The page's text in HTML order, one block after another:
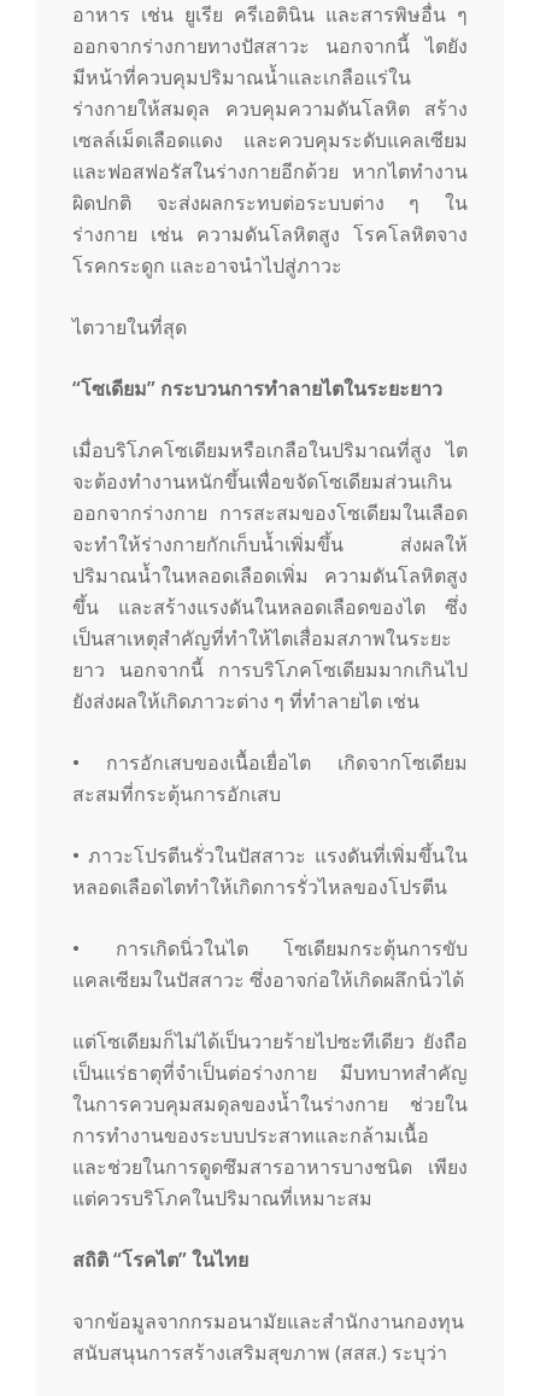
อาหาร เช่น ยูเรีย ครีเอตินิน และสารพิษอื่น ๆ
ออกจากร่างกายทางปัสสาวะ นอกจากนี้ ไตยัง
มีหน้าที่ควบคุมปริมาณน้ำและเกลือแร่ใน
ร่างกายให้สมดุล ควบคุมความดันโลหิต สร้าง
เซลล์เม็ดเลือดแดง และควบคุมระดับแคลเซียม
และฟอสฟอรัสในร่างกายอีกด้วย หากไตทำงาน
ผิดปกติ จะส่งผลกระทบต่อระบบต่าง ๆ ใน
ร่างกาย เช่น ความดันโลหิตสูง โรคโลหิตจาง
โรคกระดูก และอาจนำไปสู่ภาวะ
ไตวายในที่สุด
“โซเดียม” กระบวนการทำลายไตในระยะยาว
เมื่อบริโภคโซเดียมหรือเกลือในปริมาณที่สูง ไต
จะต้องทำงานหนักขึ้นเพื่อขจัดโซเดียมส่วนเกิน
ออกจากร่างกาย การสะสมของโซเดียมในเลือด
จะทำให้ร่างกายกักเก็บน้ำเพิ่มขึ้น ส่งผลให้
ปริมาณน้ำในหลอดเลือดเพิ่ม ความดันโลหิตสูง
ขึ้น และสร้างแรงดันในหลอดเลือดของไต ซึ่ง
เป็นสาเหตุสำคัญที่ทำให้ไตเสื่อมสภาพในระยะ
ยาว นอกจากนี้ การบริโภคโซเดียมมากเกินไป
ยังส่งผลให้เกิดภาวะต่าง ๆ ที่ทำลายไต เช่น
• การอักเสบของเนื้อเยื่อไต เกิดจากโซเดียม
สะสมที่กระตุ้นการอักเสบ
• ภาวะโปรตีนรั่วในปัสสาวะ แรงดันที่เพิ่มขึ้นใน
หลอดเลือดไตทำให้เกิดการรั่วไหลของโปรตีน
• การเกิดนิ่วในไต โซเดียมกระตุ้นการขับ
แคลเซียมในปัสสาวะ ซึ่งอาจก่อให้เกิดผลึกนิ่วได้
แต่โซเดียมก็ไม่ได้เป็นวายร้ายไปซะทีเดียว ยังถือ
เป็นแร่ธาตุที่จำเป็นต่อร่างกาย มีบทบาทสำคัญ
ในการควบคุมสมดุลของน้ำในร่างกาย ช่วยใน
การทำงานของระบบประสาทและกล้ามเนื้อ
และช่วยในการดูดซึมสารอาหารบางชนิด เพียง
แต่ควรบริโภคในปริมาณที่เหมาะสม
สถิติ “โรคไต” ในไทย
จากข้อมูลจากกรมอนามัยและสำนักงานกองทุน
สนับสนุนการสร้างเสริมสุขภาพ (สสส.) ระบุว่า